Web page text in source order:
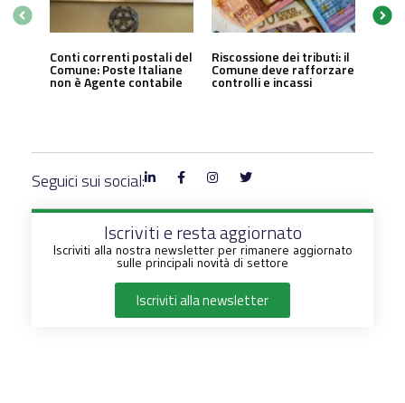
Conti correnti postali del
Comune: Poste Italiane
non è Agente contabile
Riscossione dei tributi: il
Comune deve rafforzare
controlli e incassi
Seguici sui social:
Iscriviti e resta aggiornato
Iscriviti alla nostra newsletter per rimanere aggiornato
sulle principali novità di settore
Iscriviti alla newsletter